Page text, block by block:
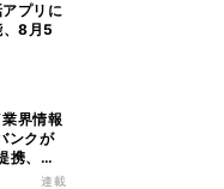
プリに
、8月5
界情報
ンクが
携、携
が急接
連載